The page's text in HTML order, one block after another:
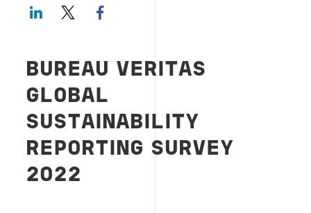
LinkedInTwitter
BUREAU VERITAS
GLOBAL
SUSTAINABILITY
REPORTING SURVEY
2022